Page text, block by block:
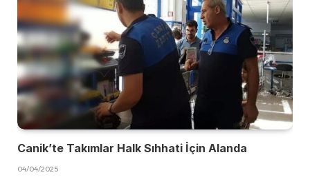
Canik’te Takımlar Halk Sıhhati İçin Alanda
04/04/2025